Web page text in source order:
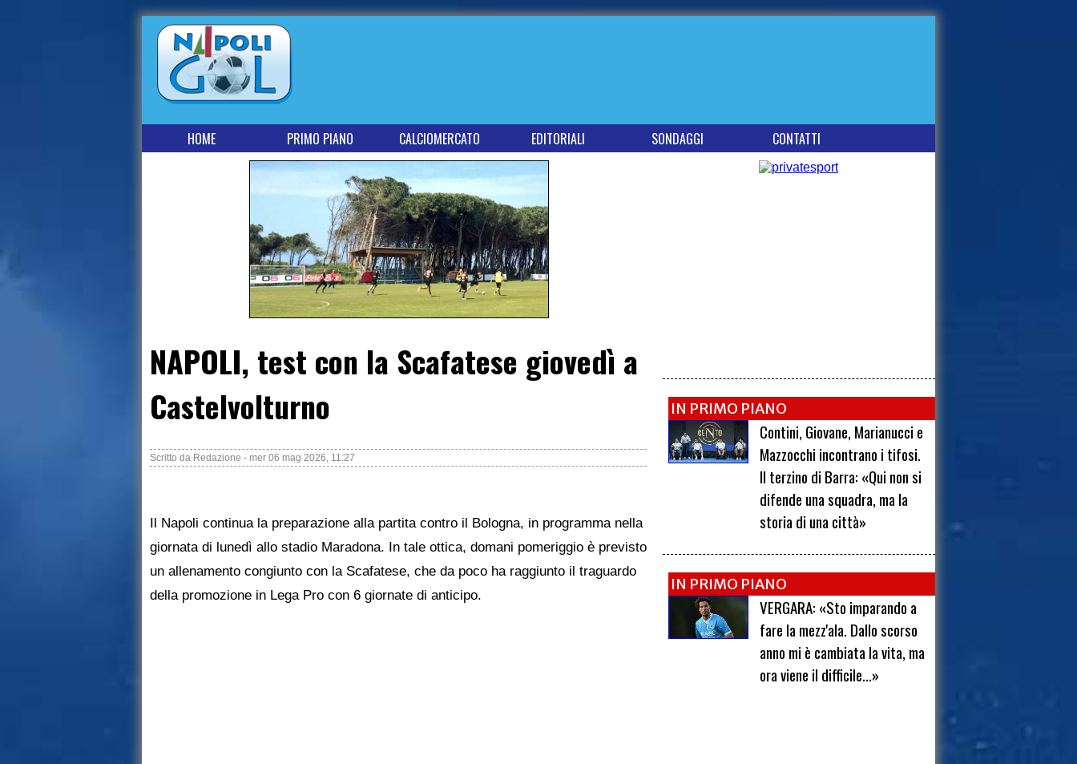
HOME PRIMO PIANO CALCIOMERCATO EDITORIALI SONDAGGI CONTATTI
NAPOLI, test con la Scafatese giovedì a
Castelvolturno
Scritto da Redazione - mer 06 mag 2026, 11:27
Il Napoli continua la preparazione alla partita contro il Bologna, in programma nella
giornata di lunedì allo stadio Maradona. In tale ottica, domani pomeriggio è previsto
un allenamento congiunto con la Scafatese, che da poco ha raggiunto il traguardo
della promozione in Lega Pro con 6 giornate di anticipo.
IN PRIMO PIANO
Contini, Giovane, Marianucci e
Mazzocchi incontrano i tifosi.
Il terzino di Barra: «Qui non si
difende una squadra, ma la
storia di una città»
IN PRIMO PIANO
VERGARA: «Sto imparando a
fare la mezz'ala. Dallo scorso
anno mi è cambiata la vita, ma
ora viene il difficile...»